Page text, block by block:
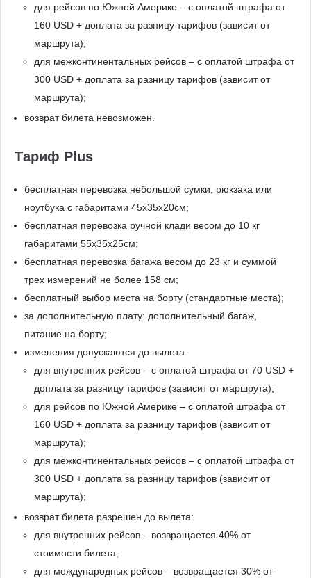
для рейсов по Южной Америке – с оплатой штрафа от
160 USD + доплата за разницу тарифов (зависит от
маршрута);
для межконтинентальных рейсов – с оплатой штрафа от
300 USD + доплата за разницу тарифов (зависит от
маршрута);
возврат билета невозможен.
Тариф Plus
бесплатная перевозка небольшой сумки, рюкзака или
ноутбука с габаритами 45x35х20см;
бесплатная перевозка ручной клади весом до 10 кг
габаритами 55x35x25см;
бесплатная перевозка багажа весом до 23 кг и суммой
трех измерений не более 158 см;
бесплатный выбор места на борту (стандартные места);
за дополнительную плату: дополнительный багаж,
питание на борту;
изменения допускаются до вылета:
для внутренних рейсов – с оплатой штрафа от 70 USD +
доплата за разницу тарифов (зависит от маршрута);
для рейсов по Южной Америке – с оплатой штрафа от
160 USD + доплата за разницу тарифов (зависит от
маршрута);
для межконтинентальных рейсов – с оплатой штрафа от
300 USD + доплата за разницу тарифов (зависит от
маршрута);
возврат билета разрешен до вылета:
для внутренних рейсов – возвращается 40% от
стоимости билета;
для международных рейсов – возвращается 30% от